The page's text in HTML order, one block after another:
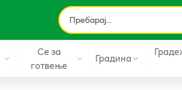
Се за
готвење
Градина